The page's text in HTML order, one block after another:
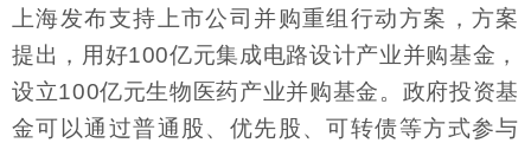
上海发布支持上市公司并购重组行动方案，方案
提出，用好100亿元集成电路设计产业并购基金，
设立100亿元生物医药产业并购基金。政府投资基
金可以通过普通股、优先股、可转债等方式参与